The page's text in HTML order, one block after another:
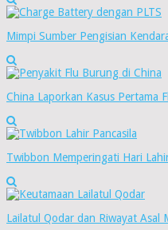
Mimpi Sumber Pengisian
China Laporkan Kasus Pertama
Twibbon Memperingati Hari
Lailatul Qodar dan Riwayat Asal